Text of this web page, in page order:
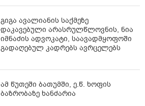
გიგა ავალიანის საქმეზე
დაკავებული არასრულწლოვნის, ნია
იმნაძის ადვოკატი, საავადმყოფოში
გადაღებულ კადრებს ავრცელებს
ამ წუთეში ბათუმში, ე.წ. ხოფის
ბაზრობაზე ხანძარია